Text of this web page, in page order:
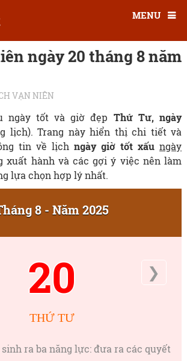
MENU
ngày 20 tháng 8 năm
VẠN NIÊN
ngày tốt và giờ đẹp Thứ Tư, ngày
lịch). Trang này hiển thị chi tiết và
tin về lịchngày giờ tốt xấu ngày
xuất hành và các gợi ý việc nên làm
lựa chọn hợp lý nhất.
8 - Năm 2025
20 ❯
THỨ TƯ
ra ba năng lực: đưa ra các quyết